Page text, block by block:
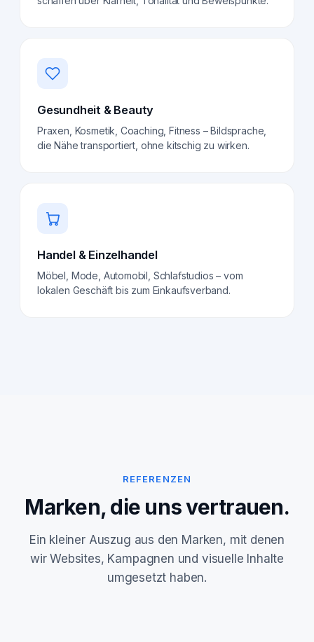
Gesundheit & Beauty
Praxen, Kosmetik, Coaching, Fitness – Bildsprache,
die Nähe transportiert, ohne kitschig zu wirken.
Handel & Einzelhandel
Möbel, Mode, Automobil, Schlafstudios – vom
lokalen Geschäft bis zum Einkaufsverband.
REFERENZEN
Marken, die uns vertrauen.
Ein kleiner Auszug aus den Marken, mit denen
wir Websites, Kampagnen und visuelle Inhalte
umgesetzt haben.